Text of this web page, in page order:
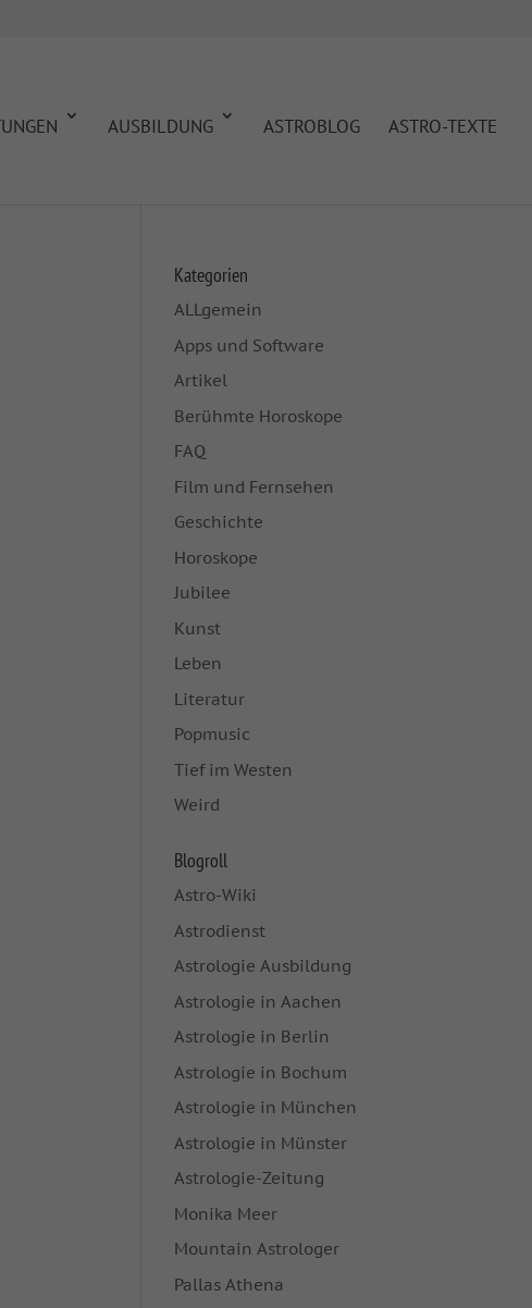
AUSBILDUNG ASTROBLOG ASTRO-TEXTE
Kategorien
ALLgemein
Apps und Software
Artikel
Berühmte Horoskope
FAQ
Film und Fernsehen
Geschichte
Horoskope
Jubilee
Kunst
Leben
Literatur
Popmusic
Tief im Westen
Weird
Blogroll
Astro-Wiki
Astrodienst
Astrologie Ausbildung
Astrologie in Aachen
Astrologie in Berlin
Astrologie in Bochum
Astrologie in München
Astrologie in Münster
Astrologie-Zeitung
Monika Meer
Mountain Astrologer
Pallas Athena